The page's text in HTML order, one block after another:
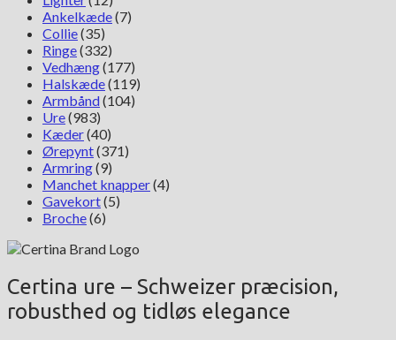
Ankelkæde(7)
Collie(35)
Ringe(332)
Vedhæng(177)
Halskæde(119)
Armbånd(104)
Ure(983)
Kæder(40)
Ørepynt(371)
Armring(9)
Manchet knapper(4)
Gavekort(5)
Broche(6)
Certina ure – Schweizer præcision,
robusthed og tidløs elegance